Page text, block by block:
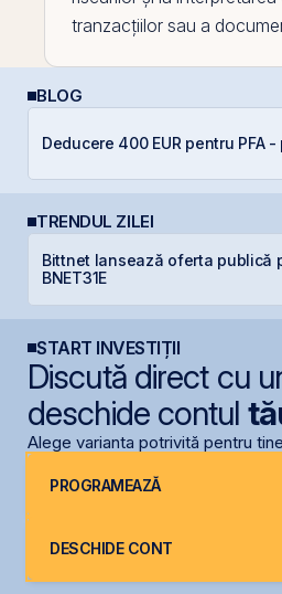
tranzacțiilor sau a
BLOG
Deducere 400 EUR pentru PFA
TRENDUL ZILEI
Bittnet lansează oferta publică
BNET31E
START INVESTIȚII
Discută direct cu
deschide contul
Alege varianta potrivită pentru
PROGRAMEAZĂ
DESCHIDE CONT